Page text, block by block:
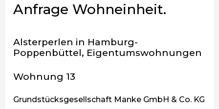
Anfrage Wohneinheit.
Alsterperlen in Hamburg-
Poppenbüttel, Eigentumswohnungen
Wohnung 13
Grundstücksgesellschaft Manke GmbH & Co. KG